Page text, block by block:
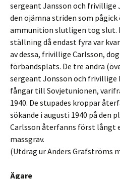
sergeant Jansson och frivillige
den ojämna striden som pågick
ammunition slutligen tog slut.
ställning då endast fyra var
av dessa, frivillige Carlsson,
förbandsplats. De tre andra
sergeant Jonsson och frivillige
fångar till Sovjetunionen,
1940. De stupades kroppar
sökande i augusti 1940 på den
Carlsson återfanns först långt
massgrav.
(Utdrag ur Anders Grafströms
Ägare